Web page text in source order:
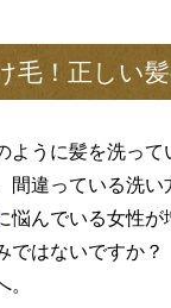
毛！正しい
ように髪を洗って
間違っている洗い
悩んでいる女性が
ではないですか？